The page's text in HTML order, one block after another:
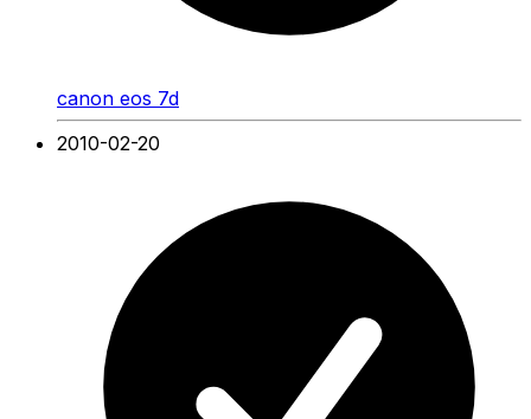
canon eos 7d
2010-02-20